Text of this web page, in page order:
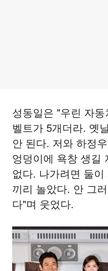
성동일은 "우린 자
벨트가 5개더라. 옛
안 된다. 저와 하정
엉덩이에 욕창 생길
없다. 나가려면 둘
끼리 놀았다. 안 그
다"며 웃었다.